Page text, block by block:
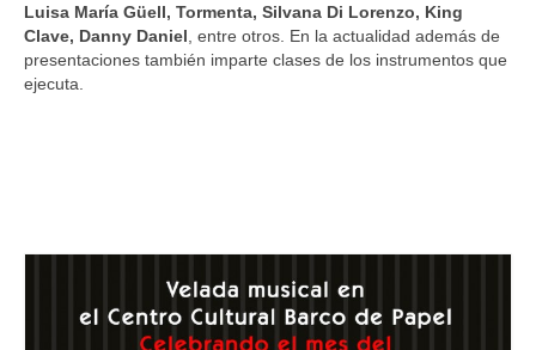
Luisa María Güell, Tormenta, Silvana Di Lorenzo, King
Clave, Danny Daniel , entre otros. En la actualidad además de
presentaciones también imparte clases de los instrumentos que
ejecuta.